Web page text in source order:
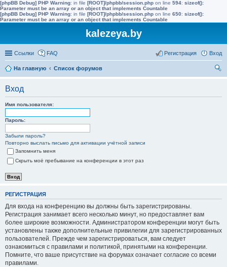
[phpBB Debug] PHP Warning: in file [ROOT]/phpbb/session.php on line 594: sizeof():
Parameter must be an array or an object that implements Countable
[phpBB Debug] PHP Warning: in file [ROOT]/phpbb/session.php on line 650: sizeof():
Parameter must be an array or an object that implements Countable
kalezeya.by
Ссылки FAQ Вход
Регистрация
На главную
Список форумов
Вход
Имя пользователя:
Пароль:
Забыли пароль?
Повторно выслать письмо для активации учётной записи
Запомнить меня
Скрыть моё пребывание на конференции в этот раз
РЕГИСТРАЦИЯ
Для входа на конференцию вы должны быть зарегистрированы.
Регистрация занимает всего несколько минут, но предоставляет вам
более широкие возможности. Администратором конференции могут быть
установлены также дополнительные привилегии для зарегистрированных
пользователей. Прежде чем зарегистрироваться, вам следует
ознакомиться с правилами и политикой, принятыми на конференции.
Помните, что ваше присутствие на форумах означает согласие со всеми
правилами.